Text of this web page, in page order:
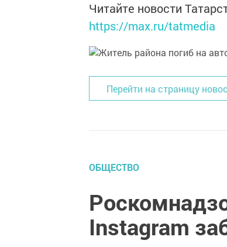
Читайте новости
https://max.ru/tatmedia
Перейти на страницу
ОБЩЕСТВО
Instagram